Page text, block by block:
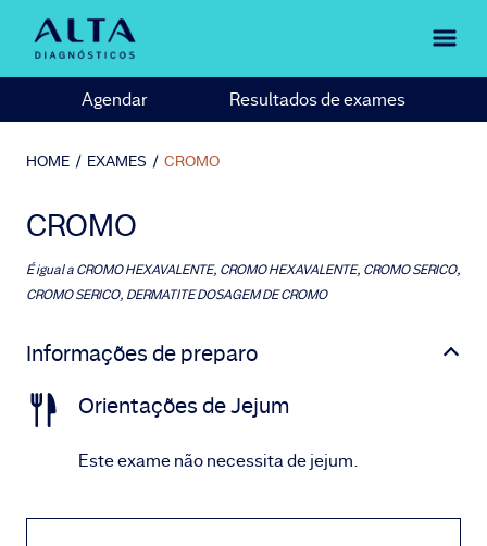
Agendar Resultados de exames
HOME / EXAMES / CROMO
CROMO
É igual aCROMO HEXAVALENTE, CROMO HEXAVALENTE, CROMO SERICO,
CROMO SERICO, DERMATITE DOSAGEM DE CROMO
Informações de preparo
Orientações de Jejum
Este exame não necessita de jejum.